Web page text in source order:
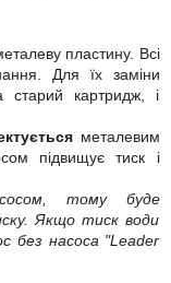
пластину. Всі
Для їх заміни
старий картридж, і
металевим
підвищує тиск і
тому буде
Якщо тиск води
насоса "Leader